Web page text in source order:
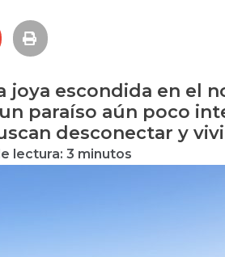
joya escondida en el
paraíso aún poco
desconectar y
lectura: 3 minutos